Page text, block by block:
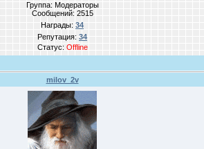
Группа: Модераторы
Сообщений: 2515
Награды: 34
Репутация: 34
Статус: Offline
milov_2v